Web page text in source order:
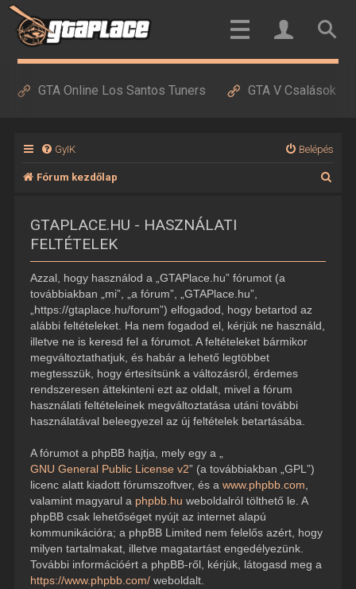
GTA Online Los Santos Tuners GTA V Csalások
GyIK Belépés
Fórum kezdőlap
GTAPLACE.HU - HASZNÁLATI
FELTÉTELEK
Azzal, hogy használod a „GTAPlace.hu” fórumot (a
továbbiakban „mi”, „a fórum”, „GTAPlace.hu”,
„https://gtaplace.hu/forum”) elfogadod, hogy betartod az
alábbi feltételeket. Ha nem fogadod el, kérjük ne használd,
illetve ne is keresd fel a fórumot. A feltételeket bármikor
megváltoztathatjuk, és habár a lehető legtöbbet
megtesszük, hogy értesítsünk a változásról, érdemes
rendszeresen áttekinteni ezt az oldalt, mivel a fórum
használati feltételeinek megváltoztatása utáni további
használatával beleegyezel az új feltételek betartásába.
A fórumot a phpBB hajtja, mely egy a „
GNU General Public License v2” (a továbbiakban „GPL”)
licenc alatt kiadott fórumszoftver, és a www.phpbb.com
valamint magyarul a phpbb.hu weboldalról tölthető le. A
phpBB csak lehetőséget nyújt az internet alapú
kommunikációra; a phpBB Limited nem felelős azért, hogy
milyen tartalmakat, illetve magatartást engedélyezünk.
További információért a phpBB-ről, kérjük, látogasd meg a
https://www.phpbb.com/weboldalt.